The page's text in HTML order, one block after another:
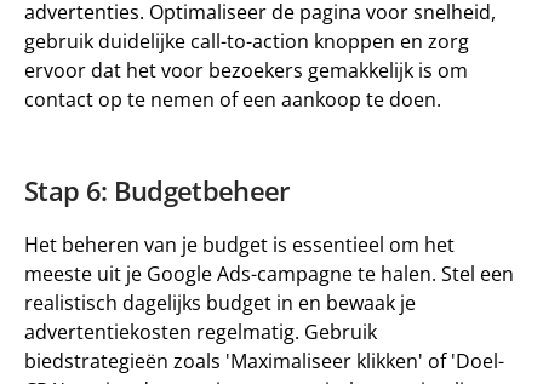
advertenties. Optimaliseer de pagina voor snelheid,
gebruik duidelijke call-to-action knoppen en zorg
ervoor dat het voor bezoekers gemakkelijk is om
contact op te nemen of een aankoop te doen.
Stap 6: Budgetbeheer
Het beheren van je budget is essentieel om het
meeste uit je Google Ads-campagne te halen. Stel een
realistisch dagelijks budget in en bewaak je
advertentiekosten regelmatig. Gebruik
biedstrategieën zoals 'Maximaliseer klikken' of 'Doel-